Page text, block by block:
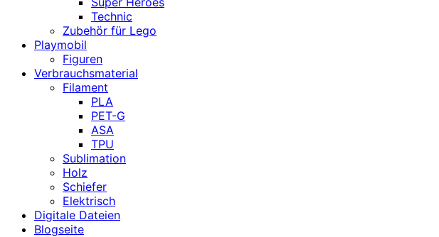
Technic
Zubehör für Lego
Playmobil
Figuren
Verbrauchsmaterial
Filament
PLA
PET-G
ASA
TPU
Sublimation
Holz
Schiefer
Elektrisch
Digitale Dateien
Blogseite